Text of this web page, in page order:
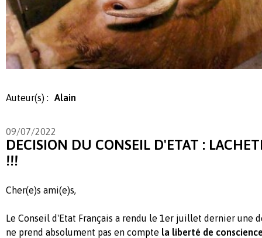
Auteur(s) : Alain
09/07/2022
DECISION DU CONSEIL D'ETAT :
!!!
Cher(e)s ami(e)s,
Le Conseil d'Etat Français a rendu le 1er juillet dernier une
ne prend absolument pas en compte la liberté de